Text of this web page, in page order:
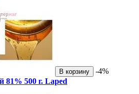
В корзину
-4%
500 г. Laped